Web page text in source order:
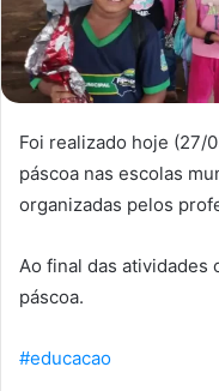
Foi realizado hoje (27/
páscoa nas escolas
organizadas pelos
Ao final das atividades
páscoa.
#educacao